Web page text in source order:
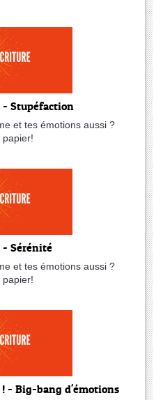
Stupéfaction
et tes émotions aussi ?
papier!
Sérénité
et tes émotions aussi ?
papier!
- Big-bang d'émotions